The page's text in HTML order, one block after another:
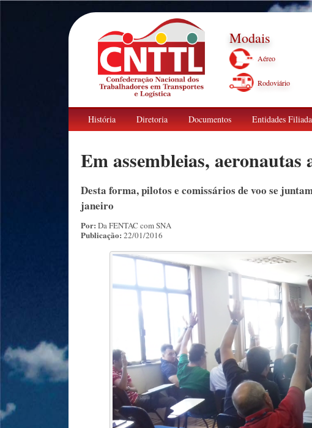
Modais
Aéreo
Rodoviário
História Diretoria Documentos Entidades
Em assembleias, aeronautas
Desta forma, pilotos e comissários de voo se
janeiro
Por: Da FENTAC com SNA
Publicação: 22/01/2016